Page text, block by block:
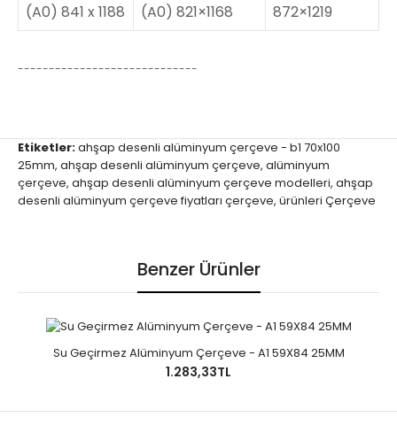
(A0) 841 x 1188
(A0) 821×1168 872×1219
-----------------------------
Etiketler:ahşap desenli alüminyum çerçeve - b1 70x100
25mm, ahşap desenli alüminyum çerçeve, alüminyum
çerçeve, ahşap desenli alüminyum çerçeve modelleri, ahşap
desenli alüminyum çerçeve fiyatları çerçeve, ürünleri Çerçeve
Benzer Ürünler
Su Geçirmez Alüminyum Çerçeve - A1 59X84 25MM
1.283,33TL